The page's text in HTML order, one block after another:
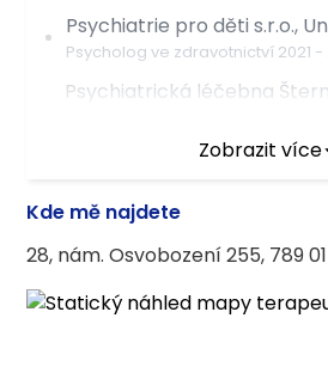
Psychiatrie pro děti s.r.o.,
Psycholog ve zdravotnictví 2021 -
Psychiatrická léčebna
Psycholog ve zdravotnictví 2020
Terapeutický výcvik
Zobrazit více
Kde mě najdete
28, nám. Osvobození 255, 789